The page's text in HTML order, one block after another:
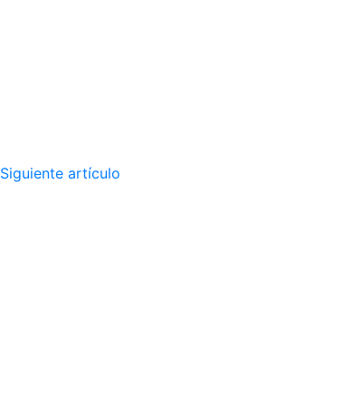
Siguiente artículo